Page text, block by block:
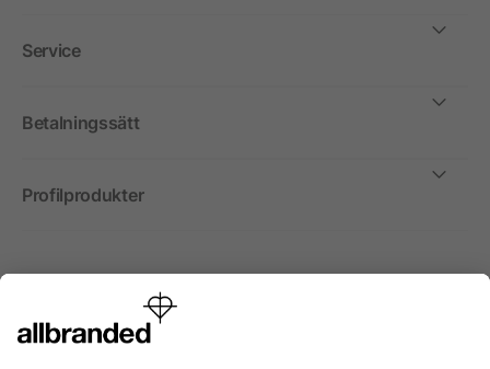
Service
Betalningssätt
Profilprodukter
Internationellt